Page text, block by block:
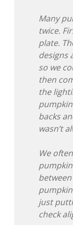
Many
twice.
plate.
designs
so we
then
the
backs
wasn’t
We
just
check